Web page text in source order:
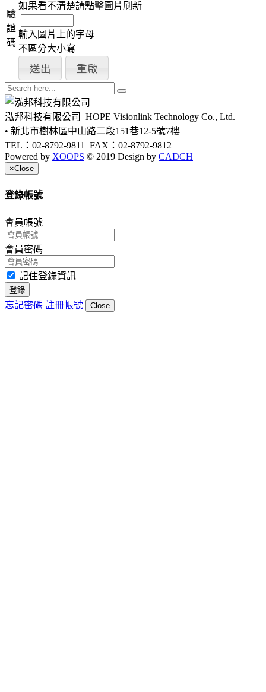
驗
證
碼
如果看不清楚請點擊圖片刷新
輸入圖片上的字母
不區分大小寫
泓邦科技有限公司 HOPE Visionlink Technology Co., Ltd.
• 新北市樹林區中山路二段151巷12-5號7樓
TEL：02-8792-9811 FAX：02-8792-9812
Powered by XOOPS © 2019 Design by CADCH
×Close
登錄帳號
會員帳號
會員密碼
記住登錄資訊
登錄
忘記密碼 註冊帳號 Close